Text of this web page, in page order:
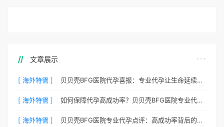
文章展示
[ 海外特需 ] 贝贝壳BFG医院代孕喜报：专业代孕让生命延续更简单
[ 海外特需 ] 如何保障代孕高成功率？贝贝壳BFG医院专业代孕方案解析
[ 海外特需 ] 贝贝壳BFG医院专业代孕点评：高成功率背后的医疗神话